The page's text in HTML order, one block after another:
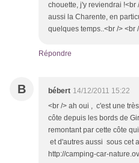
chouette, j'y reviendrai !<br
aussi la Charente, en
quelques temps..<br /> <br
Répondre
B bébert 14/12/2011 15:22
<br /> ah oui , c'est une
côte depuis les bords de
remontant par cette côte
et d'autres aussi sous cet
http://camping-car-